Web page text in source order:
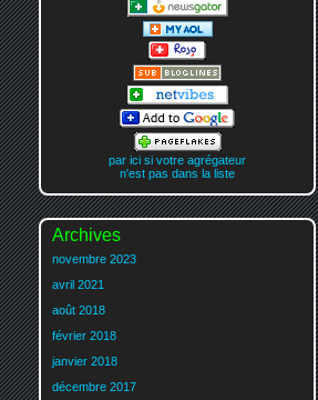
par ici si votre agrégateur
n'est pas dans la liste
Archives
novembre 2023
avril 2021
août 2018
février 2018
janvier 2018
décembre 2017